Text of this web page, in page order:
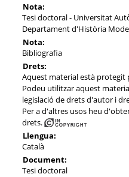
Nota:
Tesi doctoral - Universitat
Departament d'Història
Nota:
Bibliografia
Drets:
Aquest material està
Podeu utilitzar aquest
legislació de drets d'autor i
Per a d'altres usos heu
drets.
Llengua:
Català
Document:
Tesi doctoral